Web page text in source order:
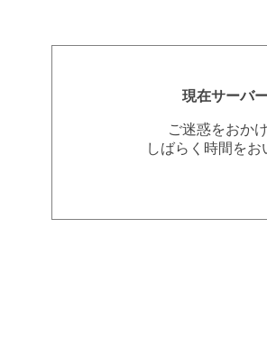
現在サーバ
ご迷惑をおか
しばらく時間を